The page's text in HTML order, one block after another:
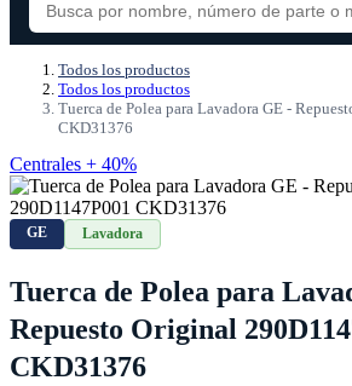
Todos los productos
Todos los productos
Tuerca de Polea para Lavadora GE -
CKD31376
Centrales + 40%
GE Lavadora
Tuerca de Polea para
Repuesto Original
CKD31376